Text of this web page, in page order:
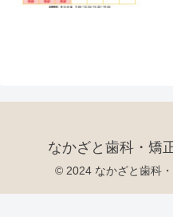
なかざと歯科・矯
© 2024 なかざと歯科